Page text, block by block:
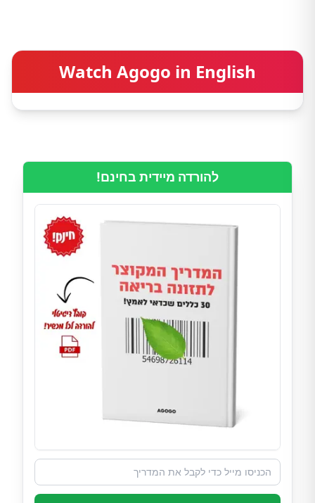
Watch Agogo in English
להורדה מיידית בחינם!